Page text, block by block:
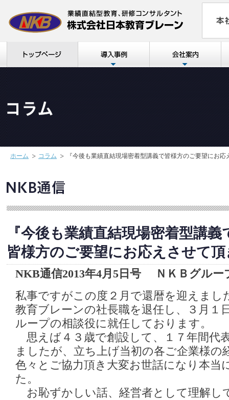
ホーム コラム 『今後も業績直結現場密着型講義で皆様方のご要望にお
『今後も業績直結現場密着型講義
皆様方のご要望にお応えさせて
NKB通信2013年4月5日号 ＮＫＢグルー
私事ですがこの度２月で還暦を迎えまし
教育ブレーンの社長職を退任し、３月１
ループの相談役に就任しております。
思えば４３歳で創設して、１７年間代
ましたが、立ち上げ当初の各ご企業様の
色々とご協力頂き大変お世話になり本当
た。
お恥ずかしい話、経営者として理解し